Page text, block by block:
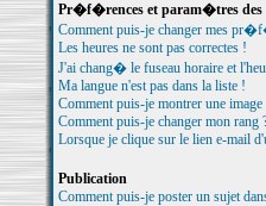
Pr�f�rences et param�tres des
Comment puis-je changer mes
Les heures ne sont pas correctes !
J'ai chang� le fuseau horaire et
Ma langue n'est pas dans la liste !
Comment puis-je montrer une
Comment puis-je changer mon rang
Lorsque je clique sur le lien e-mail
Publication
Comment puis-je poster un sujet